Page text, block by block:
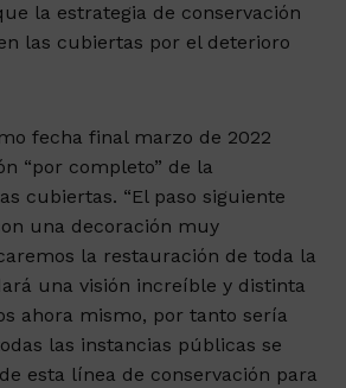
la estrategia de conservación
las cubiertas por el deterioro
fecha final marzo de 2022
“por completo” de la
cubiertas. “El paso siguiente
una decoración muy
la restauración de toda la
una visión increíble y distinta
ahora mismo, por tanto sería
las instancias públicas se
esta línea de conservación para